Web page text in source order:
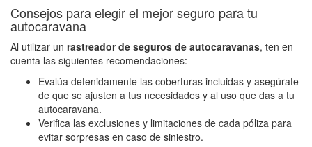
Consejos para elegir el mejor seguro para tu
autocaravana
Al utilizar un rastreador de seguros de autocaravanas, ten en
cuenta las siguientes recomendaciones:
Evalúa detenidamente las coberturas incluidas y asegúrate
de que se ajusten a tus necesidades y al uso que das a tu
autocaravana.
Verifica las exclusiones y limitaciones de cada póliza para
evitar sorpresas en caso de siniestro.